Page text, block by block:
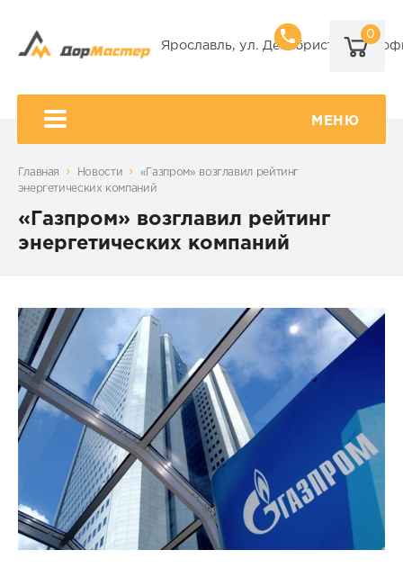
Ярославль, ул. Декабристов, 9А,
8 (920) 101-
0
МЕНЮ
Главная Новости
«Газпром» возглавил рейтинг
энергетических компаний
«Газпром» возглавил рейтинг
энергетических компаний